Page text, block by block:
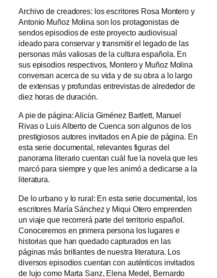
Archivo de creadores: los escritores Rosa Montero y
Antonio Muñoz Molina son los protagonistas de
sendos episodios de este proyecto audiovisual
ideado para conservar y transmitir el legado de las
personas más valiosas de la cultura española. En
sus episodios respectivos, Montero y Muñoz Molina
conversan acerca de su vida y de su obra a lo largo
de extensas y profundas entrevistas de alrededor de
diez horas de duración.
A pie de página: Alicia Giménez Bartlett, Manuel
Rivas o Luis Alberto de Cuenca son algunos de los
prestigiosos autores invitados en A pie de página. En
esta serie documental, relevantes figuras del
panorama literario cuentan cuál fue la novela que les
marcó para siempre y que les animó a dedicarse a la
literatura.
De lo urbano y lo rural: En esta serie documental, los
escritores María Sánchez y Miqui Otero emprenden
un viaje que recorrerá parte del territorio español.
Conoceremos en primera persona los lugares e
historias que han quedado capturados en las
páginas más brillantes de nuestra literatura. Los
diversos episodios cuentan con auténticos invitados
de lujo como Marta Sanz, Elena Medel, Bernardo